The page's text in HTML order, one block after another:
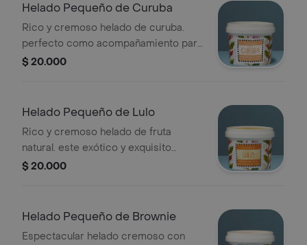
Helado Pequeño de Curuba
Rico y cremoso helado de curuba.
perfecto como acompañamiento para
nuestros pies. peso
$ 20.000
Helado Pequeño de Lulo
Rico y cremoso helado de fruta
natural. este exótico y exquisito
producto tiene la acidez perfecta del
$ 20.000
Helado Pequeño de Brownie
Espectacular helado cremoso con